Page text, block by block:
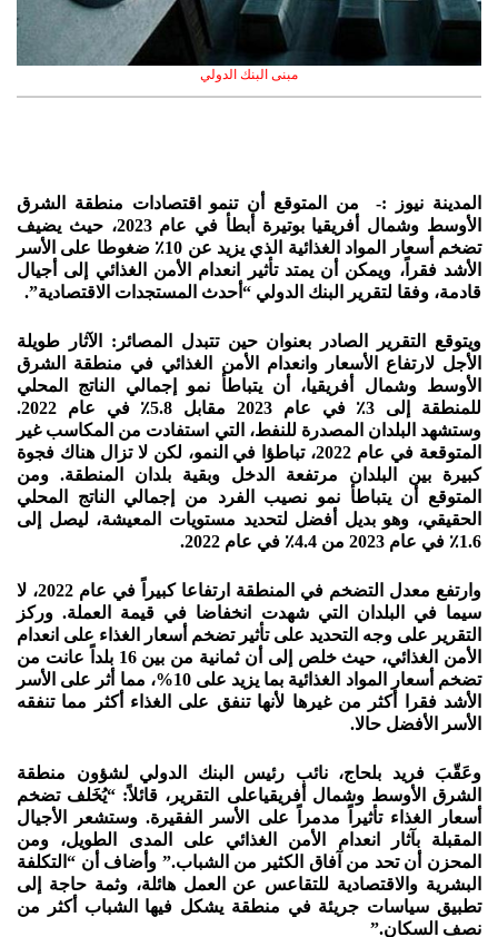
مبنى البنك الدولي
المدينة نيوز :- من المتوقع أن تنمو اقتصادات منطقة الشرق
الأوسط وشمال أفريقيا بوتيرة أبطأ في عام 2023، حيث يضيف
تضخم أسعار المواد الغذائية الذي يزيد عن 10٪ ضغوطا على الأسر
الأشد فقراً، ويمكن أن يمتد تأثير انعدام الأمن الغذائي إلى أجيال
قادمة، وفقا لتقرير البنك الدولي “أحدث المستجدات الاقتصادية”.
ويتوقع التقرير الصادر بعنوان حين تتبدل المصائر: الآثار طويلة
الأجل لارتفاع الأسعار وانعدام الأمن الغذائي في منطقة الشرق
الأوسط وشمال أفريقيا، أن يتباطأ نمو إجمالي الناتج المحلي
للمنطقة إلى 3٪ في عام 2023 مقابل 5.8٪ في عام 2022.
وستشهد البلدان المصدرة للنفط، التي استفادت من المكاسب غير
المتوقعة في عام 2022، تباطؤا في النمو، لكن لا تزال هناك فجوة
كبيرة بين البلدان مرتفعة الدخل وبقية بلدان المنطقة. ومن
المتوقع أن يتباطأ نمو نصيب الفرد من إجمالي الناتج المحلي
الحقيقي، وهو بديل أفضل لتحديد مستويات المعيشة، ليصل إلى
1.6٪ في عام 2023 من 4.4٪ في عام 2022.
وارتفع معدل التضخم في المنطقة ارتفاعا كبيراً في عام 2022، لا
سيما في البلدان التي شهدت انخفاضا في قيمة العملة. وركز
التقرير على وجه التحديد على تأثير تضخم أسعار الغذاء على انعدام
الأمن الغذائي، حيث خلص إلى أن ثمانية من بين 16 بلداً عانت من
تضخم أسعار المواد الغذائية بما يزيد على 10%، مما أثر على الأسر
الأشد فقرا أكثر من غيرها لأنها تنفق على الغذاء أكثر مما تنفقه
الأسر الأفضل حالا.
وعَقّبَ فريد بلحاج، نائب رئيس البنك الدولي لشؤون منطقة
الشرق الأوسط وشمال أفريقياعلى التقرير، قائلاً: “يُخَلف تضخم
أسعار الغذاء تأثيراً مدمراً على الأسر الفقيرة. وستشعر الأجيال
المقبلة بآثار انعدام الأمن الغذائي على المدى الطويل، ومن
المحزن أن تحد من آفاق الكثير من الشباب.” وأضاف أن “التكلفة
البشرية والاقتصادية للتقاعس عن العمل هائلة، وثمة حاجة إلى
تطبيق سياسات جريئة في منطقة يشكل فيها الشباب أكثر من
نصف السكان.”